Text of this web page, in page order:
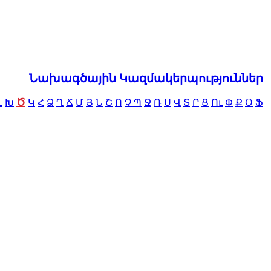
Նախագծային Կազմակերպություններ
Խ Ծ Կ Հ Ձ Ղ Ճ Մ Յ Ն Շ Ո Չ Պ Ջ Ռ Ս Վ Տ Ր Ց Ու Փ Ք Օ Ֆ